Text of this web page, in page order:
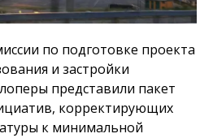
по подготовке проекта
и застройки
представили пакет
корректирующих
к минимальной